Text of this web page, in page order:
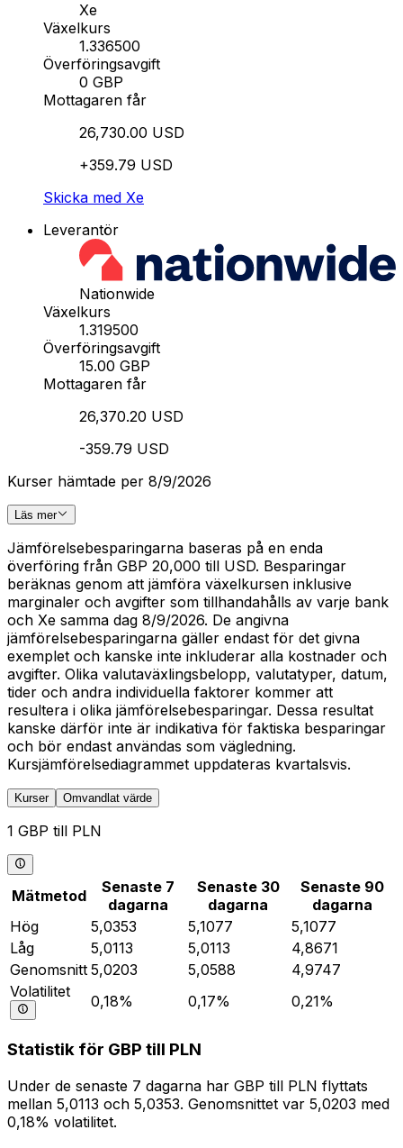
Xe
Växelkurs
1.336500
Överföringsavgift
0 GBP
Mottagaren får
26,730.00 USD
+359.79 USD
Skicka med Xe
Leverantör
Nationwide
Växelkurs
1.319500
Överföringsavgift
15.00 GBP
Mottagaren får
26,370.20 USD
-359.79 USD
Kurser hämtade per 8/9/2026
Läs mer
Jämförelsebesparingarna baseras på en enda
överföring från GBP 20,000 till USD. Besparingar
beräknas genom att jämföra växelkursen inklusive
marginaler och avgifter som tillhandahålls av varje bank
och Xe samma dag 8/9/2026. De angivna
jämförelsebesparingarna gäller endast för det givna
exemplet och kanske inte inkluderar alla kostnader och
avgifter. Olika valutaväxlingsbelopp, valutatyper, datum,
tider och andra individuella faktorer kommer att
resultera i olika jämförelsebesparingar. Dessa resultat
kanske därför inte är indikativa för faktiska besparingar
och bör endast användas som vägledning.
Kursjämförelsediagrammet uppdateras kvartalsvis.
Kurser Omvandlat värde
1 GBP till PLN
Mätmetod
Senaste 7
dagarna
Senaste 30
dagarna
Senaste 90
dagarna
Hög
5,0353 5,1077
5,1077
Låg
5,0113 5,0113
4,8671
Genomsnitt 5,0203 5,0588
4,9747
Volatilitet
0,18% 0,17% 0,21%
Statistik för GBP till PLN
Under de senaste 7 dagarna har GBP till PLN flyttats
mellan 5,0113 och 5,0353. Genomsnittet var 5,0203 med
0,18% volatilitet.